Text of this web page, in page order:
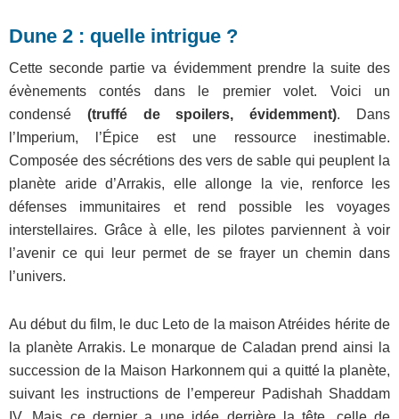
Dune 2 : quelle intrigue ?
Cette seconde partie va évidemment prendre la suite des
évènements contés dans le premier volet. Voici un
condensé (truffé de spoilers, évidemment). Dans
l’Imperium, l’Épice est une ressource inestimable.
Composée des sécrétions des vers de sable qui peuplent la
planète aride d’Arrakis, elle allonge la vie, renforce les
défenses immunitaires et rend possible les voyages
interstellaires. Grâce à elle, les pilotes parviennent à voir
l’avenir ce qui leur permet de se frayer un chemin dans
l’univers.
Au début du film, le duc Leto de la maison Atréides hérite de
la planète Arrakis. Le monarque de Caladan prend ainsi la
succession de la Maison Harkonnem qui a quitté la planète,
suivant les instructions de l’empereur Padishah Shaddam